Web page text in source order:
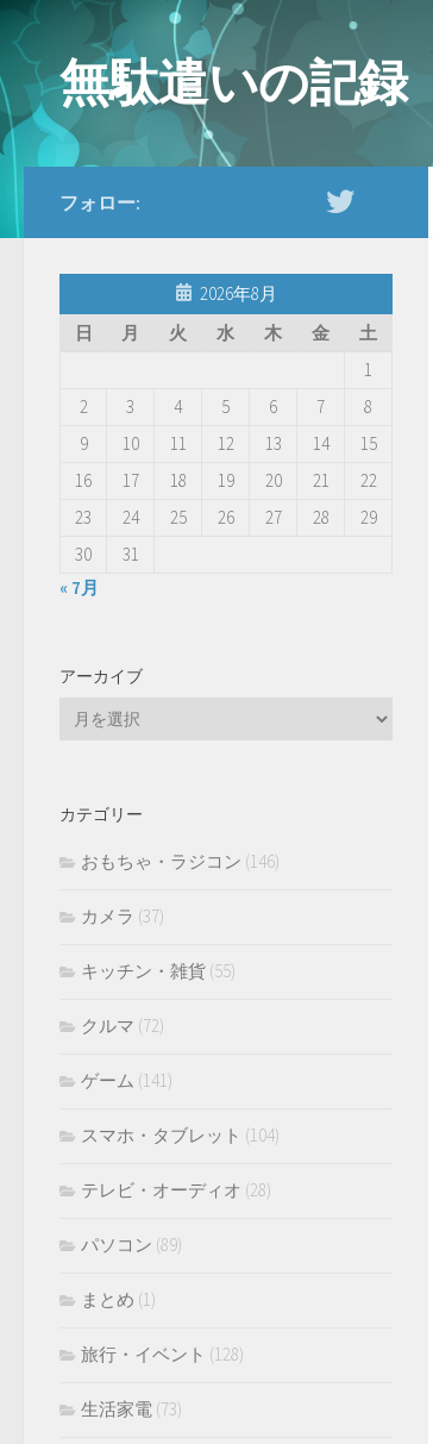
コンテンツへスキップ
無駄遣いの記録
フォロー:
2026年8月
日
月 火 水 木 金
土
1
2
3 4 5 6 7
8
9
10 11 12 13 14
15
16
17 18 19 20 21
22
23
24 25 26 27 28
29
30
31
« 7月
アーカイブ
ブ
カテゴリー
おもちゃ・ラジコン (146)
カメラ (37)
キッチン・雑貨 (55)
クルマ (72)
ゲーム (141)
スマホ・タブレット (104)
テレビ・オーディオ (28)
パソコン (89)
まとめ (1)
旅行・イベント (128)
生活家電 (73)